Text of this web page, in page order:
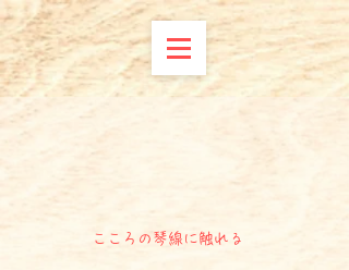
こころの琴線に触れる